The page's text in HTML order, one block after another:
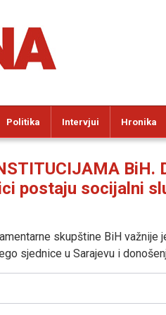
Politika Intervjui Hronika
postaju socijalni
skupštine BiH
sjednice u Sarajevu i